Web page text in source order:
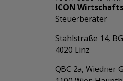
ICON
Steuerberater
Stahlstraße 14,
4020 Linz
QBC 2a, Wiedner